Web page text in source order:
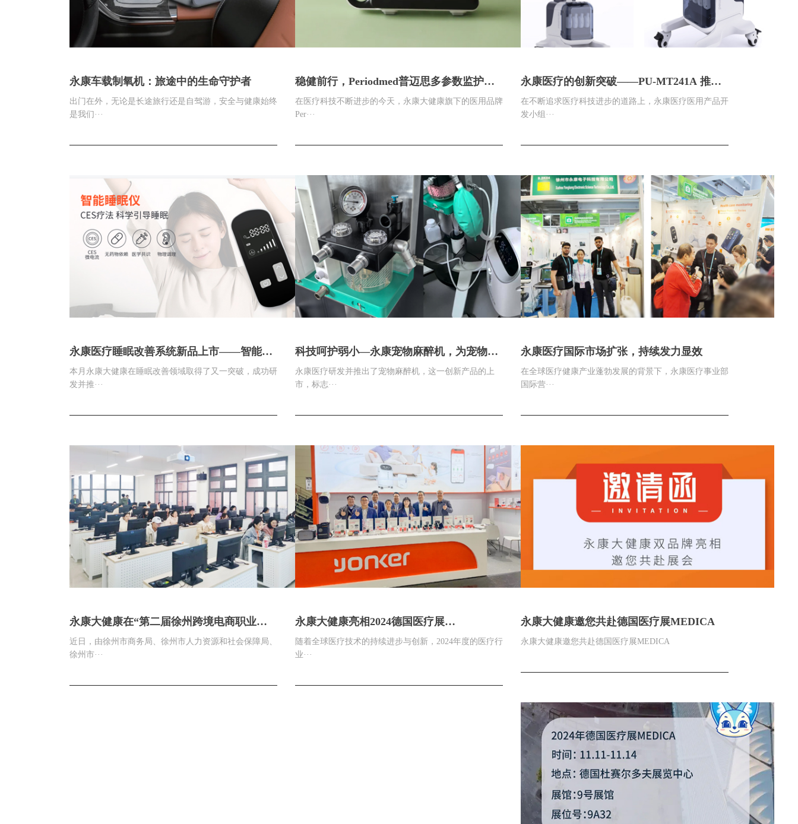
永康车载制氧机：旅途中的生命守护者
出门在外，无论是长途旅行还是自驾游，安全与健康始终
是我们···
稳健前行，Periodmed普迈思多参数监护仪
M7是您贴心的选择
在医疗科技不断进步的今天，永康大健康旗下的医用品牌
Per···
永康医疗的创新突破——PU-MT241A 推车
彩超
在不断追求医疗科技进步的道路上，永康医疗医用产品开
发小组···
永康医疗睡眠改善系统新品上市——智能睡
眠仪，为深入睡眠加点“速”
本月永康大健康在睡眠改善领域取得了又一突破，成功研
发并推···
科技呵护弱小—永康宠物麻醉机，为宠物健
康护航
永康医疗研发并推出了宠物麻醉机，这一创新产品的上
市，标志···
永康医疗国际市场扩张，持续发力显效
在全球医疗健康产业蓬勃发展的背景下，永康医疗事业部
国际营···
永康大健康在“第二届徐州跨境电商职业技
能竞赛职工组”活动中喜获佳绩
近日，由徐州市商务局、徐州市人力资源和社会保障局、
徐州市···
永康大健康亮相2024德国医疗展
（MEDICA），展现创新医疗产品实力
随着全球医疗技术的持续进步与创新，2024年度的医疗行
业···
永康大健康邀您共赴德国医疗展MEDICA
永康大健康邀您共赴德国医疗展MEDICA